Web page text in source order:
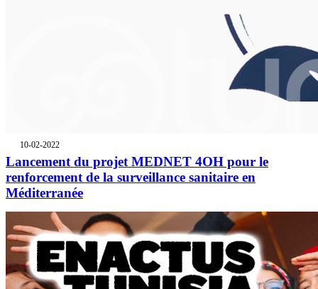
10-02-2022
Lancement du projet MEDNET 4OH pour le
renforcement de la surveillance sanitaire en
Méditerranée